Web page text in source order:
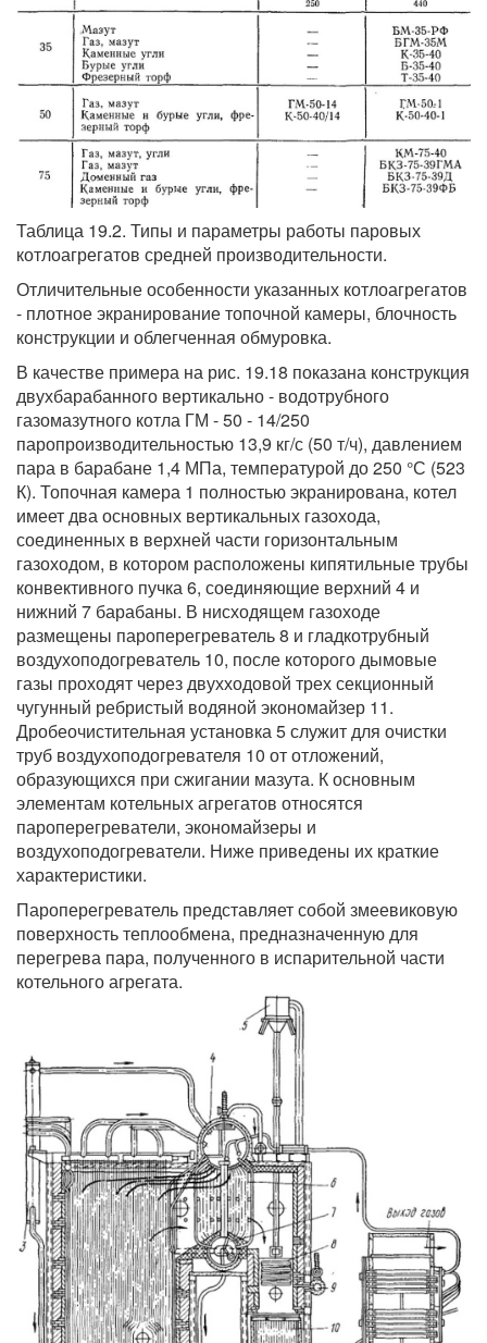
Таблица 19.2. Типы и параметры работы паровых
котлоагрегатов средней производительности.
Отличительные особенности указанных котлоагрегатов
- плотное экранирование топочной камеры, блочность
конструкции и облегченная обмуровка.
В качестве примера на рис. 19.18 показана конструкция
двухбарабанного вертикально - водотрубного
газомазутного котла ГМ - 50 - 14/250
паропроизводительностью 13,9 кг/с (50 т/ч), давлением
пара в барабане 1,4 МПа, температурой до 250 °С (523
К). Топочная камера 1 полностью экранирована, котел
имеет два основных вертикальных газохода,
соединенных в верхней части горизонтальным
газоходом, в котором расположены кипятильные трубы
конвективного пучка 6, соединяющие верхний 4 и
нижний 7 барабаны. В нисходящем газоходе
размещены пароперегреватель 8 и гладкотрубный
воздухоподогреватель 10, после которого дымовые
газы проходят через двухходовой трех секционный
чугунный ребристый водяной экономайзер 11.
Дробеочистительная установка 5 служит для очистки
труб воздухоподогревателя 10 от отложений,
образующихся при сжигании мазута. К основным
элементам котельных агрегатов относятся
пароперегреватели, экономайзеры и
воздухоподогреватели. Ниже приведены их краткие
характеристики.
Пароперегреватель представляет собой змеевиковую
поверхность теплообмена, предназначенную для
перегрева пара, полученного в испарительной части
котельного агрегата.